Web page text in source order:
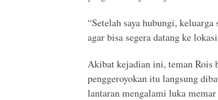
“Setelah saya hubungi,
agar bisa segera datang ke
Akibat kejadian ini, teman Rois
penggeroyokan itu langsung
lantaran mengalami luka